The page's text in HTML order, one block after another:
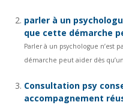
parler à un
que cette démarche
Parler à un psychologue n’est
démarche peut aider dès
Consultation psy
accompagnement